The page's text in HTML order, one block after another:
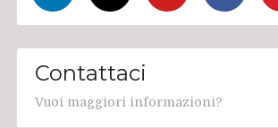
Contattaci
Vuoi maggiori informazioni?